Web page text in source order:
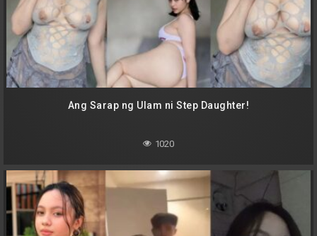
Ang Sarap ng Ulam ni Step Daughter!
1020